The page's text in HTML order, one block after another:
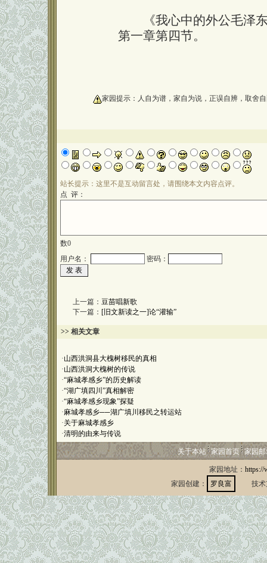
《我心中的外公毛泽
第一章第四节。
家园提示：人自为谱，家自为说，正误自辨，取舍
站长提示：这里不是互动留言处，请围绕本文内容点评。
点 评：
数0
用户名：
密码：
上一篇： 豆苗唱新歌
下一篇： [旧文新读之一]论“灌输”
>> 相关文章
·山西洪洞县大槐树移民的真相
·山西洪洞大槐树的传说
·“麻城孝感乡”的历史解读
·“湖广填四川”真相解密
·“麻城孝感乡现象”探疑
·麻城孝感乡──湖广填川移民之转运站
·关于麻城孝感乡
·清明的由来与传说
关于本站 家园首页 家园
家园地址： https://
家园创建：
罗良富 技术